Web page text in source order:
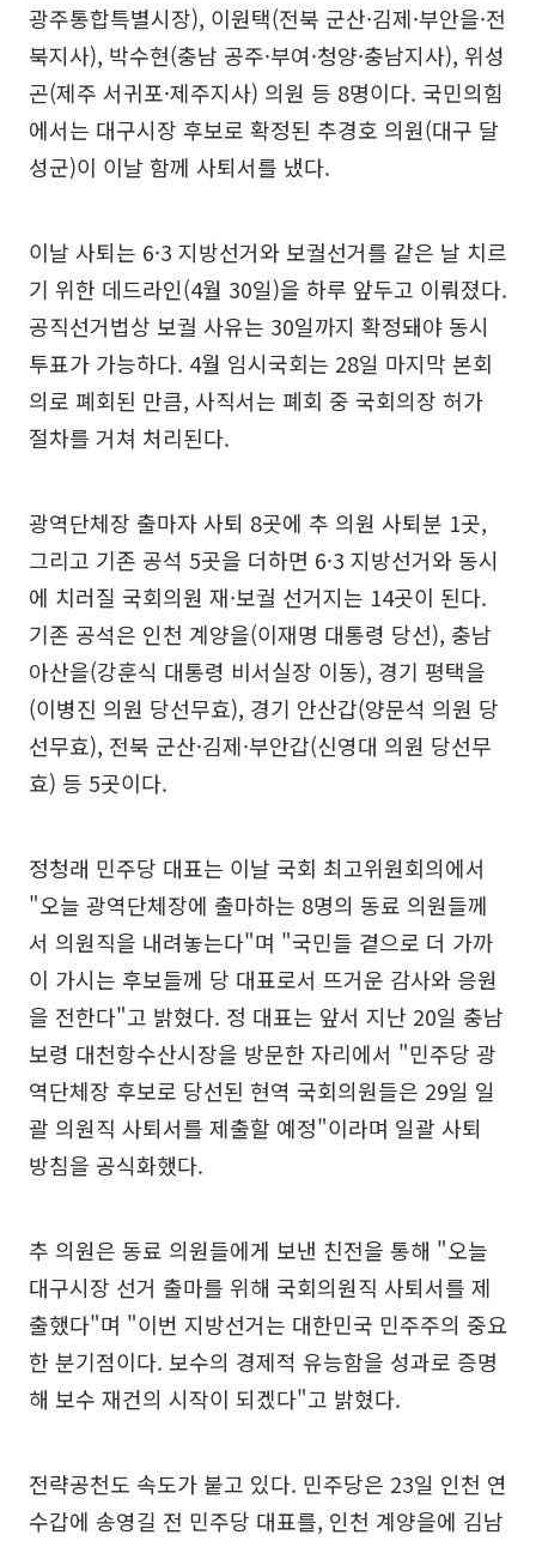
광주통합특별시장), 이원택(전북 군산·김제·부안을·전
북지사), 박수현(충남 공주·부여·청양·충남지사), 위성
곤(제주 서귀포·제주지사) 의원 등 8명이다. 국민의힘
에서는 대구시장 후보로 확정된 추경호 의원(대구 달
성군)이 이날 함께 사퇴서를 냈다.
이날 사퇴는 6·3 지방선거와 보궐선거를 같은 날 치르
기 위한 데드라인(4월 30일)을 하루 앞두고 이뤄졌다.
공직선거법상 보궐 사유는 30일까지 확정돼야 동시
투표가 가능하다. 4월 임시국회는 28일 마지막 본회
의로 폐회된 만큼, 사직서는 폐회 중 국회의장 허가
절차를 거쳐 처리된다.
광역단체장 출마자 사퇴 8곳에 추 의원 사퇴분 1곳,
그리고 기존 공석 5곳을 더하면 6·3 지방선거와 동시
에 치러질 국회의원 재·보궐 선거지는 14곳이 된다.
기존 공석은 인천 계양을(이재명 대통령 당선), 충남
아산을(강훈식 대통령 비서실장 이동), 경기 평택을
(이병진 의원 당선무효), 경기 안산갑(양문석 의원 당
선무효), 전북 군산·김제·부안갑(신영대 의원 당선무
효) 등 5곳이다.
정청래 민주당 대표는 이날 국회 최고위원회의에서
"오늘 광역단체장에 출마하는 8명의 동료 의원들께
서 의원직을 내려놓는다"며 "국민들 곁으로 더 가까
이 가시는 후보들께 당 대표로서 뜨거운 감사와 응원
을 전한다"고 밝혔다. 정 대표는 앞서 지난 20일 충남
보령 대천항수산시장을 방문한 자리에서 "민주당 광
역단체장 후보로 당선된 현역 국회의원들은 29일 일
괄 의원직 사퇴서를 제출할 예정"이라며 일괄 사퇴
방침을 공식화했다.
추 의원은 동료 의원들에게 보낸 친전을 통해 "오늘
대구시장 선거 출마를 위해 국회의원직 사퇴서를 제
출했다"며 "이번 지방선거는 대한민국 민주주의 중요
한 분기점이다. 보수의 경제적 유능함을 성과로 증명
해 보수 재건의 시작이 되겠다"고 밝혔다.
전략공천도 속도가 붙고 있다. 민주당은 23일 인천 연
수갑에 송영길 전 민주당 대표를, 인천 계양을에 김남